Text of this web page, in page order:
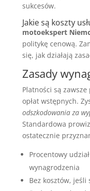
sukcesów.
Jakie są koszty
motoekspert
politykę cenową.
się, jak działają
Zasady
Platności są
opłat wstępnych.
odszkodowania za
Standardowa
ostatecznie
Procentowy
wynagrodzenia
Bez kosztów,